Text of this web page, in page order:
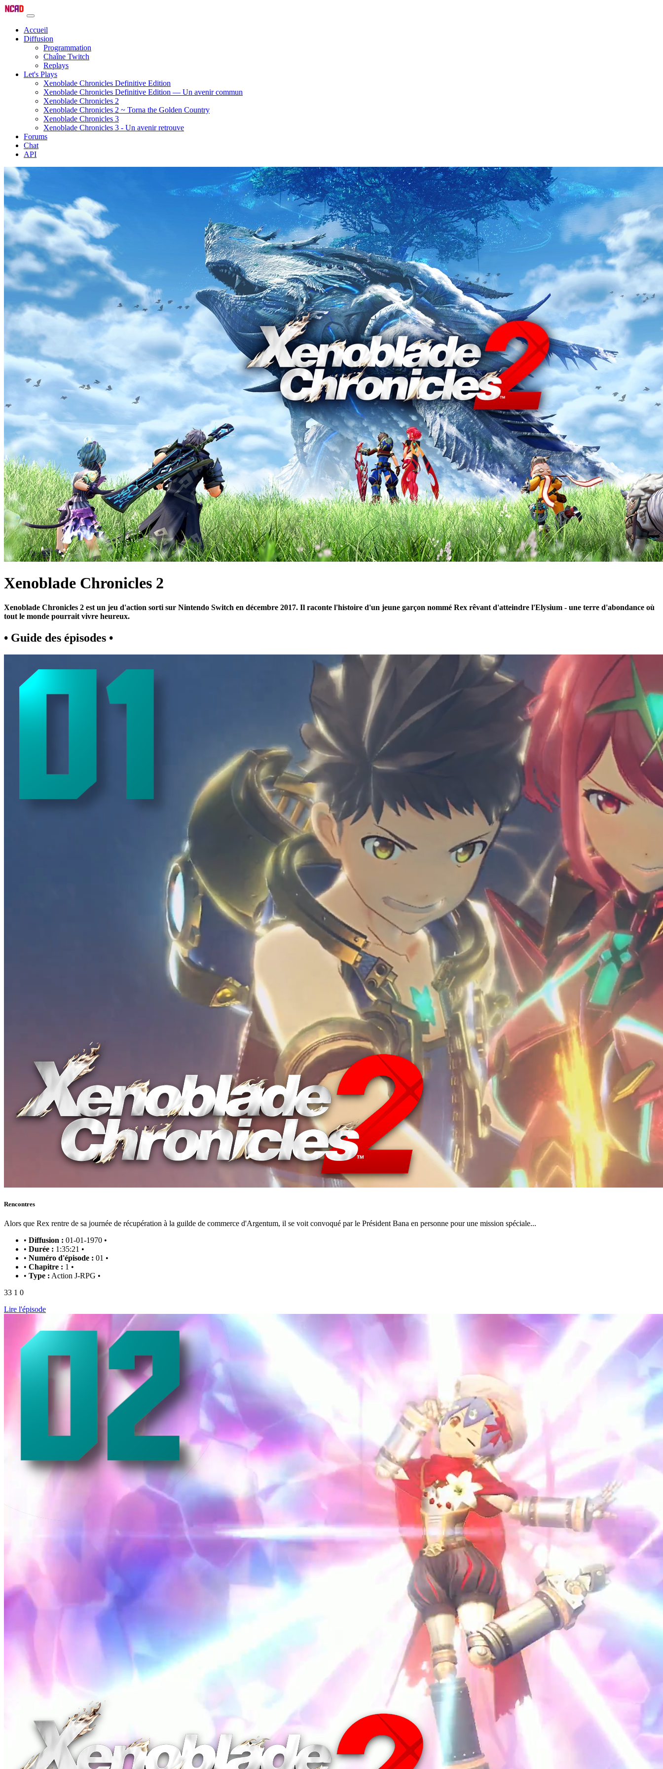
Accueil
Diffusion
Programmation
Chaîne Twitch
Replays
Let's Plays
Xenoblade Chronicles Definitive Edition
Xenoblade Chronicles Definitive Edition — Un avenir commun
Xenoblade Chronicles 2
Xenoblade Chronicles 2 ~ Torna the Golden Country
Xenoblade Chronicles 3
Xenoblade Chronicles 3 - Un avenir retrouve
Forums
Chat
API
Xenoblade Chronicles 2
Xenoblade Chronicles 2 est un jeu d'action sorti sur Nintendo Switch en décembre 2017. Il raconte l'histoire d'un jeune garçon nommé Rex rêvant d'atteindre l'Elysium - une terre d'abondance où
tout le monde pourrait vivre heureux.
• Guide des épisodes •
Rencontres
Alors que Rex rentre de sa journée de récupération à la guilde de commerce d'Argentum, il se voit convoqué par le Président Bana en personne pour une mission spéciale...
• Diffusion : 01-01-1970 •
• Durée : 1:35:21 •
• Numéro d'épisode : 01 •
• Chapitre : 1 •
• Type : Action J-RPG •
33 1 0
Lire l'épisode